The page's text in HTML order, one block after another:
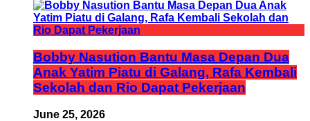
Bobby Nasution Bantu Masa Depan Dua
Anak Yatim Piatu di Galang, Rafa Kembali
Sekolah dan Rio Dapat Pekerjaan
June 25, 2026